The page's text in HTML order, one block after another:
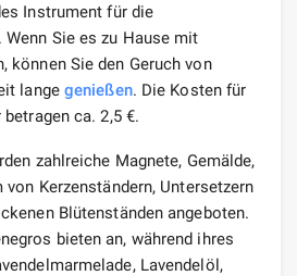
Instrument für die
Sie es zu Hause mit
können Sie den Geruch von
lange genießen. Die Kosten für
ca. 2,5 €.
zahlreiche Magnete, Gemälde,
Kerzenständern, Untersetzern
Blütenständen angeboten.
bieten an, während ihres
Lavendelöl,